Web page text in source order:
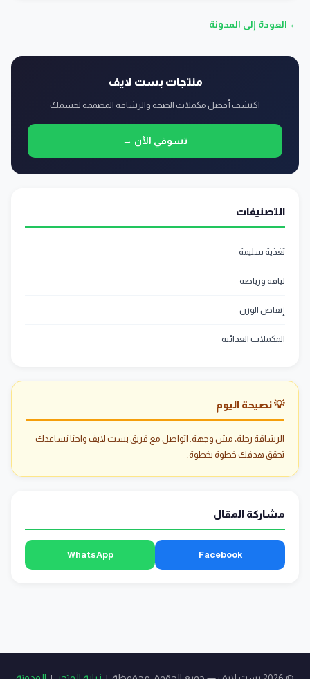
← العودة إلى المدونة
منتجات بست لايف
اكتشف أفضل مكملات الصحة والرشاقة المصممة لجسمك
تسوقي الآن →
التصنيفات
تغذية سليمة
لياقة ورياضة
إنقاص الوزن
المكملات الغذائية
💡 نصيحة اليوم
الرشاقة رحلة، مش وجهة. اتواصل مع فريق بست لايف واحنا نساعدك
تحقق هدفك خطوة بخطوة.
مشاركة المقال
Facebook
WhatsApp